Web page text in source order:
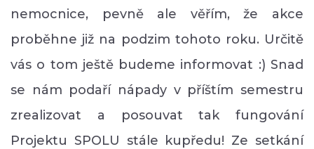
nemocnice, pevně ale věřím, že akce
proběhne již na podzim tohoto roku. Určitě
vás o tom ještě budeme informovat :) Snad
se nám podaří nápady v příštím semestru
zrealizovat a posouvat tak fungování
Projektu SPOLU stále kupředu! Ze setkání